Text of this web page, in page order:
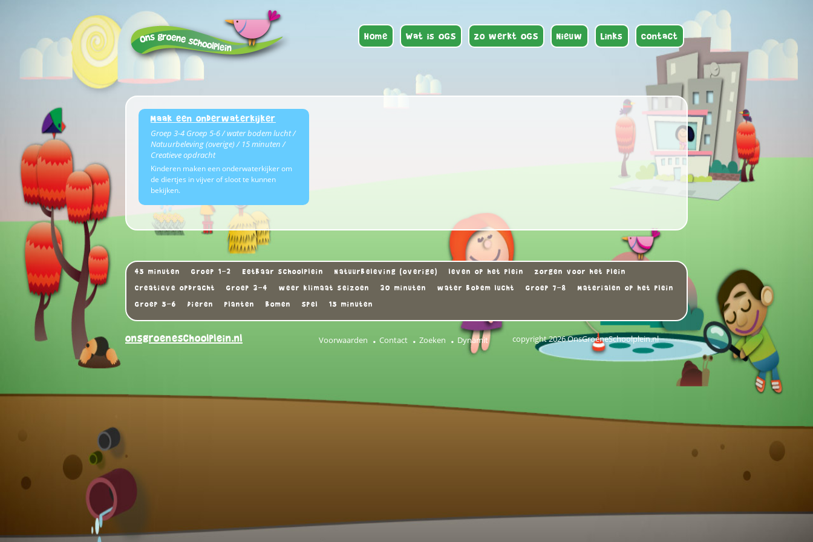
Home Wat is OGS Zo werkt OGS Nieuw Links Contact
Maak een onderwaterkijker
Groep 3-4 Groep 5-6 / water bodem lucht /
Natuurbeleving (overige) / 15 minuten /
Creatieve opdracht
Kinderen maken een onderwaterkijker om
de diertjes in vijver of sloot te kunnen
bekijken.
45 minuten Groep 1-2 Eetbaar schoolplein Natuurbeleving (overige) leven op het plein
zorgen voor het plein
Creatieve opdracht
Groep 3-4 weer klimaat seizoen 30 minuten water bodem lucht Groep 7-8
Materialen op het plein
Groep 5-6
Dieren Planten Bomen Spel 15 minuten
onsgroeneschoolplein.nl Voorwaarden Contact Zoeken Dynamit copyright 2026 OnsGroeneSchoolplein.nl